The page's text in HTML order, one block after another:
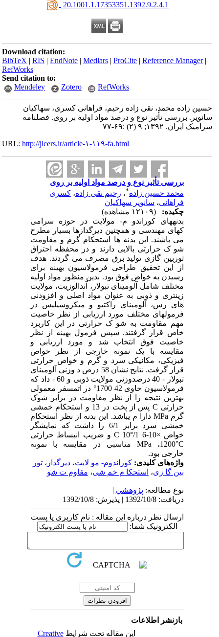
‎ 20.1001.1.17353351.1392.9.2.4.1
Download citation:
BibTeX |RIS |EndNote |Medlars |ProCite |Reference Manager
RefWorks
Send citation to:
Mendeley
Zotero RefWorks
حسین زاده محمد، نقی زاده رحیم، فراهانی کسری، سهاکیان
سانویر. بررسی تأثیر نوع و درصد مواد اولیه بر روی. فصلنامه
سرامیک ایران. ۱۳۹۲; ۹ (۲) :۶۹-۷۷
URL:http://jicers.ir/article-۱-۱۱۹-fa.html
بررسی تأثیر نوع و درصد مواد اولیه بر روی
محمد حسین زاده ،رحیم نقی زاده،کسری
فراهانی،سانویر سهاکیان
چکیده:
بدنههای کوراندو م- مولایت در حوزه سرامی
کهای مهندسی و همچنین دیرگدازها بسیار مطرح
می باشند. این بدنه ها استحکام گرم و مقاومت
شو ک حرارتی بالایی دارند و در محفظه احتراق
توربین گازی تولید برق مصرف می گردند. هدف
از این تحقیق طراحی فرمولاسیون بهینه برای
رسیدن به خواص فوق بود. بدین منظور مواد اولیه
مختلف شامل آلومینای تبولار، آندالوزیت، مولایت
زینتری و ذوبی به عنوان مواد اصلی و افزودنی
های رس، آلومینای راکتیو و میکروسیلیس در
فرمولهای مختلف مورد ارزیابی از نظر خاصیت
مهم مقاومت به شو ک حرارتی در این کاربرد
خاص قرار گرفتند. سپس فرمول بهینه از نظر
خاصیت فوق انتخاب شد و مورد ارزیابی و
مقایسه با یک نمونه خارجی از نظر خواص
فیزیکی، مکانیکی سرد و گرم و خواص حرارتی
قرار گرفت. نتایج نشان 58 درص د وزنی آلومینای
تبولار - 40 درصدوزنی مولایت ذوبی و 60 - داد که
فرمولاسیون حاوی 42 1700° در اتمسفر معمولی
بهترین نتیجه را از نظر مقاومت در برابر شوک
حرارتی C پس از پخت در 13 و استحکام خمشی
گرم MPa دارا م یباشد. این بدنه از نظر استحکام
خمشی سرد برابر 6/1 را داشت که نمایشگر
خواص ×10-6 1/°C 10 و ضریب انبساط حرارتی
MPa ،1200°C مناسبی در مقایسه با نمونه
خارجی بود.
واژه‌های کلیدی:کوراندوم- مو لایت،دیرگداز ، تور
بین گا زی،استحکا م خم شی،مقاوم ت شو
نوع مطالعه:پژوهشي|
دریافت: 1392/10/8 | پذیرش: 1392/10/8
ارسال نظر درباره این مقاله : نام کاربری یا پست
الکترونیک شما:
بازنشر اطلاعات
این مقاله تحت شرایطCreative